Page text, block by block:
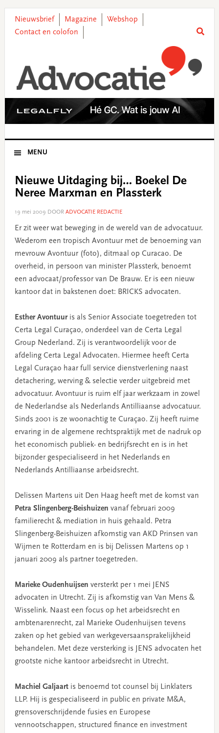
primary
main
primary
footer
Nieuwsbrief Magazine
Webshop
Contact en colofon
MENU
Nieuwe Uitdaging bij… Boekel De
Neree Marxman en Plassterk
19 mei 2009 DOOR ADVOCATIE REDACTIE
Er zit weer wat beweging in de wereld van de advocatuur.
Wederom een tropisch Avontuur met de benoeming van
mevrouw Avontuur (foto), ditmaal op Curacao. De
overheid, in persoon van minister Plassterk, benoemt
een advocaat/professor van De Brauw. Er is een nieuw
kantoor dat in bakstenen doet: BRICKS advocaten.
Esther Avontuuris als Senior Associate toegetreden tot
Certa Legal Curaçao, onderdeel van de Certa Legal
Group Nederland. Zij is verantwoordelijk voor de
afdeling Certa Legal Advocaten. Hiermee heeft Certa
Legal Curaçao haar full service dienstverlening naast
detachering, werving & selectie verder uitgebreid met
advocatuur. Avontuur is ruim elf jaar werkzaam in zowel
de Nederlandse als Nederlands Antilliaanse advocatuur.
Sinds 2001 is ze woonachtig te Curaçao. Zij heeft ruime
ervaring in de algemene rechtspraktijk met de nadruk op
het economisch publiek- en bedrijfsrecht en is in het
bijzonder gespecialiseerd in het Nederlands en
Nederlands Antilliaanse arbeidsrecht.
Delissen Martens uit Den Haag heeft met de komst van
Petra Slingenberg-Beishuizen vanaf februari 2009
familierecht & mediation in huis gehaald. Petra
Slingenberg-Beishuizen afkomstig van AKD Prinsen van
Wijmen te Rotterdam en is bij Delissen Martens op 1
januari 2009 als partner toegetreden.
Marieke Oudenhuijsen versterkt per 1 mei JENS
advocaten in Utrecht. Zij is afkomstig van Van Mens &
Wisselink. Naast een focus op het arbeidsrecht en
ambtenarenrecht, zal Marieke Oudenhuijsen tevens
zaken op het gebied van werkgeversaansprakelijkheid
behandelen. Met deze versterking is JENS advocaten het
grootste niche kantoor arbeidsrecht in Utrecht.
Machiel Galjaartis benoemd tot counsel bij Linklaters
LLP. Hij is gespecialiseerd in public en private M&A,
grensoverschrijdende fusies en Europese
vennootschappen, structured finance en investment